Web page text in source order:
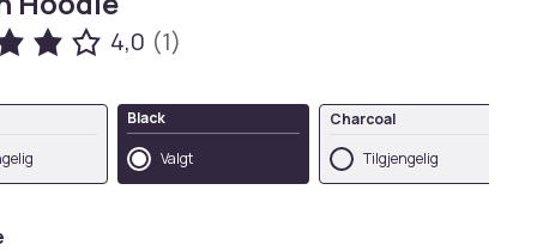
4,0 (1)
Black
Valgt
Charcoal
Tilgjengelig